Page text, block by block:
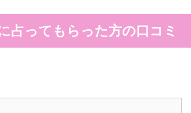
占ってもらった方の口コミ